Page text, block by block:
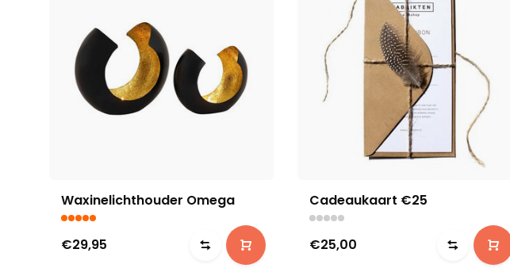
Waxinelichthouder Omega
€29,95
Cadeaukaart €25
€25,00